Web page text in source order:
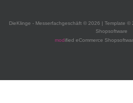
DieKlinge - Messerfachgeschäft © 2026 | Template ©
Shopsoftware
modified eCommerce